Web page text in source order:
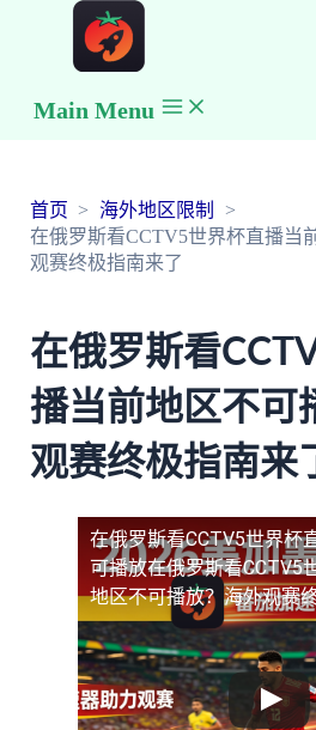
Main Menu
首页
海外地区限制
在俄罗斯看CCTV5世界杯直播当
观赛终极指南来了
在俄罗斯看
播当前地区不可
观赛终极指南来
在俄罗斯看CCTV5世界杯
可播放在俄罗斯看CCTV5
地区不可播放？海外观赛